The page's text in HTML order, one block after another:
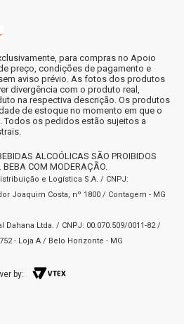
para compras no Apoio
preço, condições de pagamento e
aviso prévio. As fotos dos produtos
divergência com o produto real,
na respectiva descrição. Os produtos
de estoque no momento em que o
Todos os pedidos estão sujeitos a
ALCOÓLICAS SÃO PROIBIDOS
BEBA COM MODERAÇÃO.
e Logística S.A. / CNPJ:
Joaquim Costa, nº 1800 / Contagem - MG
Ltda. / CNPJ: 00.070.509/0011-82 /
- Loja A / Belo Horizonte - MG
by: